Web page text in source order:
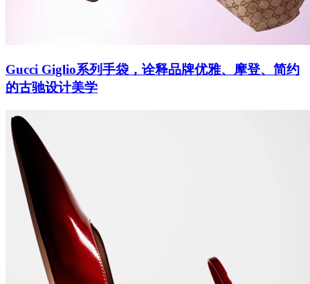
Gucci Giglio系列手袋，诠释品牌优雅、摩登、简约
的古驰设计美学